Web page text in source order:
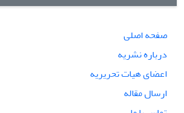
صفحه اصلی
درباره نشریه
اعضای هیات تحریریه
ارسال مقاله